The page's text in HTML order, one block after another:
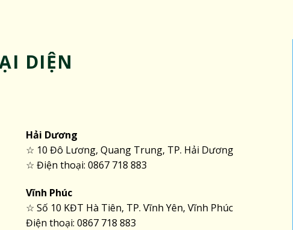
DIỆN
Hải Dương
☆ 10 Đô Lương, Quang Trung, TP. Hải Dương
☆ Điện thoại: 0867 718 883
Vĩnh Phúc
☆ Số 10 KĐT Hà Tiên, TP. Vĩnh Yên, Vĩnh Phúc
Điện thoại: 0867 718 883